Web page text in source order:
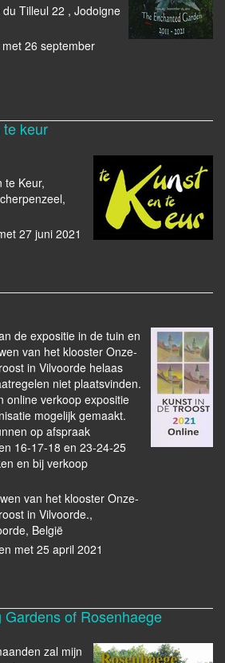
Tilleul 22 , Jodoigne
26 september
keur
te Keur,
27 juni 2021
de expositie in de tuin en
van het klooster Onze-
in Vilvoorde helaas
niet plaatsvinden.
online verkoop expositie
mogelijk gemaakt.
op afspraak
16-17-18 en 23-24-25
en bij verkoop
van het klooster Onze-
in Vilvoorde.,
België
met 25 april 2021
of Rosenhaege
zal mijn